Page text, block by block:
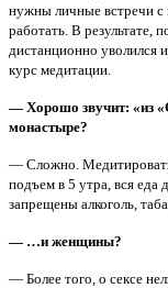
нужны личные встречи с
работать. В результате,
дистанционно уволился
курс медитации.
— Хорошо звучит: «из
монастыре?
— Сложно.
подъем в 5 утра, вся еда
запрещены алкоголь,
— …и женщины?
— Более того, о сексе